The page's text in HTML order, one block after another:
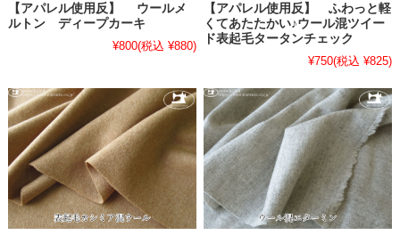
【アパレル使用反】 ウールメ
ルトン ディープカーキ
¥800(税込 ¥880)
【アパレル使用反】 ふわっと軽
くてあたたかい♪ウール混ツイー
ド表起毛タータンチェック
¥750(税込 ¥825)